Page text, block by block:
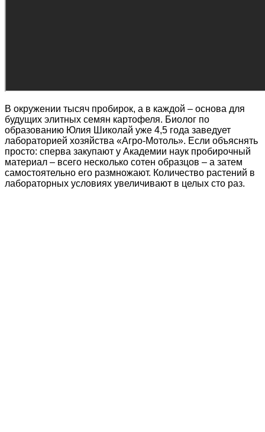
В окружении тысяч пробирок, а в каждой – основа для
будущих элитных семян картофеля. Биолог по
образованию Юлия Шиколай уже 4,5 года заведует
лабораторией хозяйства «Агро-Мотоль». Если объяснять
просто: сперва закупают у Академии наук пробирочный
материал – всего несколько сотен образцов – а затем
самостоятельно его размножают. Количество растений в
лабораторных условиях увеличивают в целых сто раз.